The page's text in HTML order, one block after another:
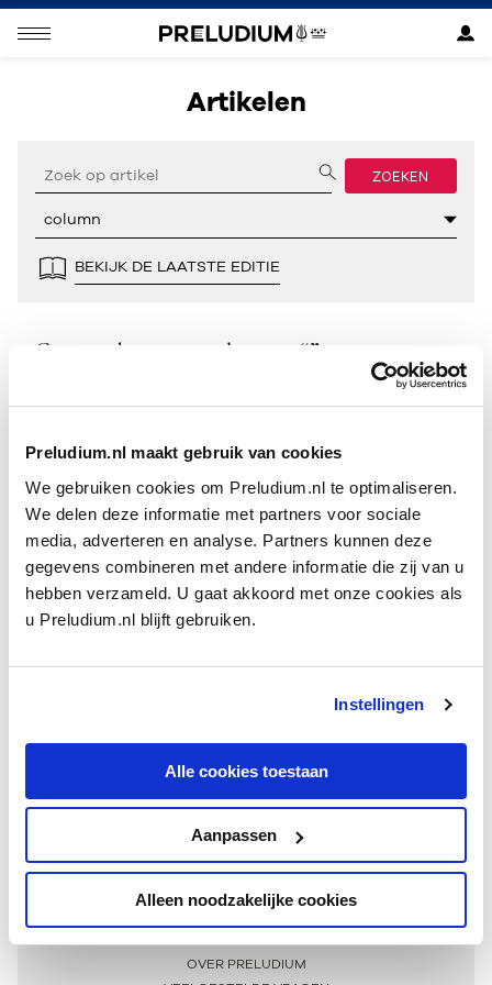
Preludium.nl maakt gebruik van cookies
We gebruiken cookies om Preludium.nl te optimaliseren.
We delen deze informatie met partners voor sociale
media, adverteren en analyse. Partners kunnen deze
gegevens combineren met andere informatie die zij van u
hebben verzameld. U gaat akkoord met onze cookies als
u Preludium.nl blijft gebruiken.
Instellingen
Alle cookies toestaan
Aanpassen
Alleen noodzakelijke cookies
Artikelen
ZOEKEN
BEKIJK DE LAATSTE EDITIE
Geen resultaten gevonden voor “”.
Meer informatie
OVER PRELUDIUM